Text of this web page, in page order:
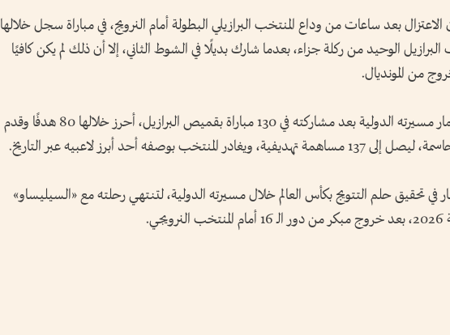
الاعتزال بعد ساعات من وداع المنتخب البرازيلي البطولة أمام النرويج، في مباراة سجل خلالها
الوحيد من ركلة جزاء، بعدما شارك بديلًا في الشوط الثاني، إلا أن ذلك لم يكن كافيًا
من المونديال.
واختتم نيمار مسيرته الدولية بعد مشاركته في 130 مباراة بقميص البرازيل، أحرز خلالها 80 هدفًا وقدم
في تحقيق حلم التتويج بكأس العالم خلال مسيرته الدولية، لتنتهي رحلته مع «السيليساو»